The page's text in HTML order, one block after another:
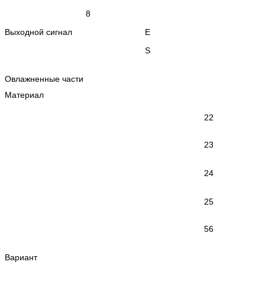
8
Выходной сигнал
Е
S
Овлажненные части
Материал
22
23
24
25
56
Вариант